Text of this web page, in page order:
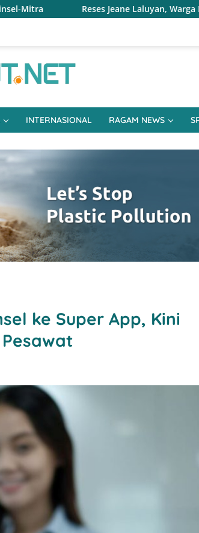
Jeane Laluyan, Warga Keluhkan Sulitnya
INTERNASIONAL RAGAM NEWS
ke Super App, Kini